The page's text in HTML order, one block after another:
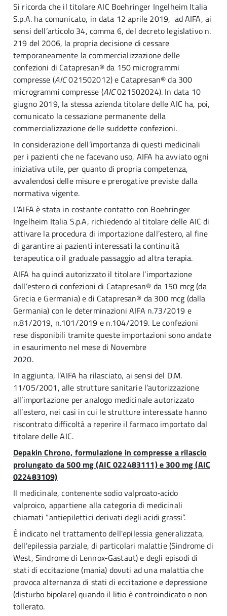
Si ricorda che il titolare AIC Boehringer Ingelheim Italia
S.p.A. ha comunicato, in data 12 aprile 2019, ad AIFA, ai
sensi dell’articolo 34, comma 6, del decreto legislativo n.
219 del 2006, la propria decisione di cessare
temporaneamente la commercializzazione delle
confezioni di Catapresan® da 150 microgrammi
compresse (AIC021502012) e Catapresan® da 300
microgrammi compresse (AIC021502024). In data 10
giugno 2019, la stessa azienda titolare delle AIC ha, poi,
comunicato la cessazione permanente della
commercializzazione delle suddette confezioni.
In considerazione dell’importanza di questi medicinali
per i pazienti che ne facevano uso, AIFA ha avviato ogni
iniziativa utile, per quanto di propria competenza,
avvalendosi delle misure e prerogative previste dalla
normativa vigente.
L’AIFA è stata in costante contatto con Boehringer
Ingelheim Italia S.p.A, richiedendo al titolare delle AIC di
attivare la procedura di importazione dall’estero, al fine
di garantire ai pazienti interessati la continuità
terapeutica o il graduale passaggio ad altra terapia.
AIFA ha quindi autorizzato il titolare l’importazione
dall’estero di confezioni di Catapresan® da 150 mcg (da
Grecia e Germania) e di Catapresan® da 300 mcg (dalla
Germania) con le determinazioni AIFA n.73/2019 e
n.81/2019, n.101/2019 e n.104/2019. Le confezioni
rese disponibili tramite queste importazioni sono andate
in esaurimento nel mese di Novembre
2020.
In aggiunta, l’AIFA ha rilasciato, ai sensi del D.M.
11/05/2001, alle strutture sanitarie l’autorizzazione
all’importazione per analogo medicinale autorizzato
all’estero, nei casi in cui le strutture interessate hanno
riscontrato difficoltà a reperire il farmaco importato dal
titolare delle AIC.
Depakin Chrono, formulazione in compresse a rilascio
prolungato da 500 mg (AIC 022483111) e 300 mg (AIC
022483109)
Il medicinale, contenente sodio valproato‑acido
valproico, appartiene alla categoria di medicinali
chiamati “antiepilettici derivati degli acidi grassi”.
È indicato nel trattamento dell'epilessia generalizzata,
dell’epilessia parziale, di particolari malattie (Sindrome di
West, Sindrome di Lennox-Gastaut) e degli episodi di
stati di eccitazione (mania) dovuti ad una malattia che
provoca alternanza di stati di eccitazionee depressione
(disturbo bipolare) quando il litio è controindicato o non
tollerato.